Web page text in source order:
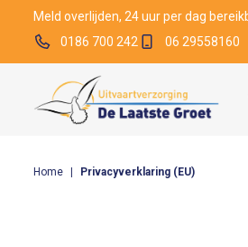
Meld overlijden, 24 uur per dag
0186 700 242
06 29558160
Home Privacyverklaring (EU)